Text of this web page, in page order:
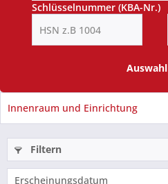
Schlüsselnummer (KBA-Nr.)
Auswahl
Innenraum und Einrichtung
Filtern